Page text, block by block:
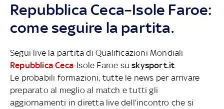
Repubblica Ceca–Isole Faroe:
come seguire la partita.
Segui live la partita di Qualificazioni Mondiali
Repubblica Ceca-Isole Faroe suskysport.it
Le probabili formazioni, tutte le news per arrivare
preparato al meglio al match e tutti gli
aggiornamenti in diretta live dell’incontro che si